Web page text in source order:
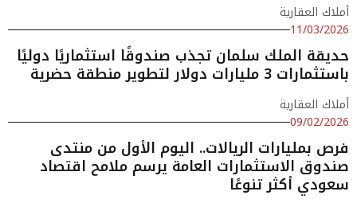
أملاك العقارية
11/03/2026
حديقة الملك سلمان تجذب صندوقًا استثماريًا دوليًا
باستثمارات 3 مليارات دولار لتطوير منطقة حضرية
أملاك العقارية
09/02/2026
فرص بمليارات الريالات.. اليوم الأول من منتدى
صندوق الاستثمارات العامة يرسم ملامح اقتصاد
سعودي أكثر تنوعًا